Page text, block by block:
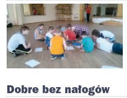
Dobre bez nałogów